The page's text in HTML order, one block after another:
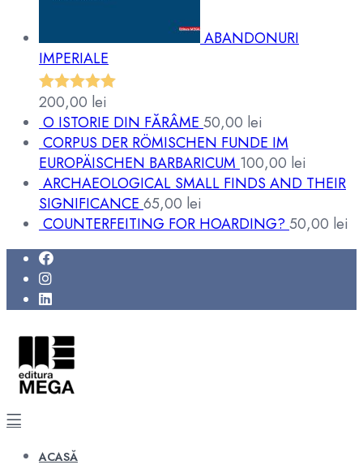
ABANDONURI
IMPERIALE
Evaluat la
5.00din 5
200,00 lei
O ISTORIE DIN FĂRÂME50,00 lei
CORPUS DER RÖMISCHEN FUNDE IM
EUROPÄISCHEN BARBARICUM 100,00 lei
ARCHAEOLOGICAL SMALL FINDS AND THEIR
SIGNIFICANCE65,00 lei
COUNTERFEITING FOR HOARDING?50,00 lei
ACASĂ